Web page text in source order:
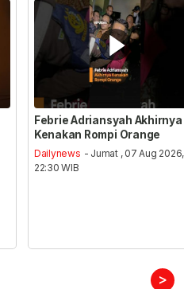
Febrie Adriansyah Akhirnya
Kenakan Rompi Orange
Dailynews - Jumat , 07 Aug 2026,
22:30 WIB
>